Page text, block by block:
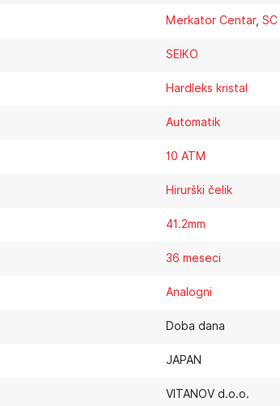
Merkator Centar,
SEIKO
Hardleks kristal
Automatik
10 ATM
Hirurški čelik
41.2mm
36 meseci
Analogni
Doba dana
JAPAN
VITANOV d.o.o.